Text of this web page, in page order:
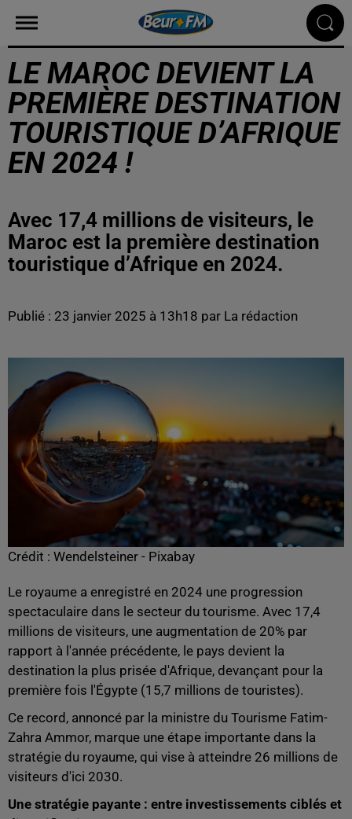
LE MAROC DEVIENT LA
PREMIÈRE DESTINATION
TOURISTIQUE D’AFRIQUE
EN 2024 !
Avec 17,4 millions de visiteurs, le
Maroc est la première destination
touristique d’Afrique en 2024.
Publié : 23 janvier 2025 à 13h18 par La rédaction
Crédit : Wendelsteiner - Pixabay
Le royaume a enregistré en 2024 une progression
spectaculaire dans le secteur du tourisme. Avec 17,4
millions de visiteurs, une augmentation de 20% par
rapport à l'année précédente, le pays devient la
destination la plus prisée d'Afrique, devançant pour la
première fois l'Égypte (15,7 millions de touristes).
Ce record, annoncé par la ministre du Tourisme Fatim-
Zahra Ammor, marque une étape importante dans la
stratégie du royaume, qui vise à atteindre 26 millions de
visiteurs d'ici 2030.
Une stratégie payante : entre investissements ciblés et